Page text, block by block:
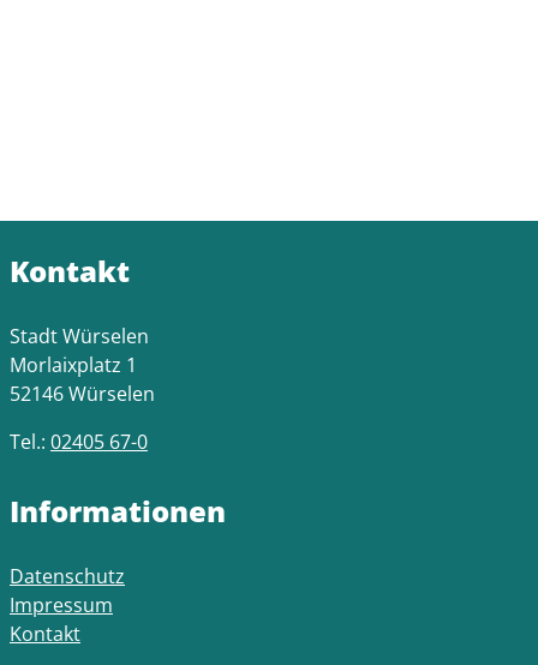
Kontakt
Stadt Würselen
Morlaixplatz 1
52146 Würselen
Tel.: 02405 67-0
Informationen
Datenschutz
Impressum
Kontakt